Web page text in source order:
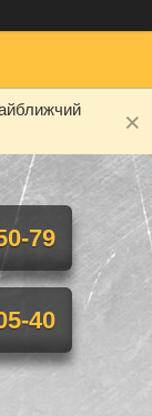
79
40